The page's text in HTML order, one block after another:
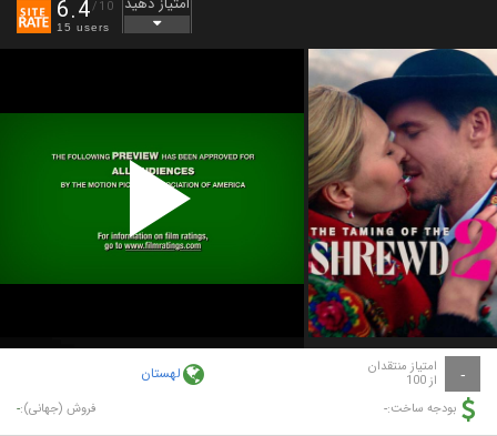
6.4/10
15 users
Play
Video
- امتیاز منتقدان
از 100 لهستان
بودجه ساخت:- فروش (جهانی):-